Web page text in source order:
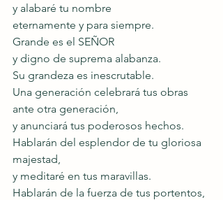
y alabaré tu nombre
eternamente y para siempre.
Grande es el SEÑOR
y digno de suprema alabanza.
Su grandeza es inescrutable.
Una generación celebrará tus obras
ante otra generación,
y anunciará tus poderosos hechos.
Hablarán del esplendor de tu gloriosa
majestad,
y meditaré en tus maravillas.
Hablarán de la fuerza de tus portentos,